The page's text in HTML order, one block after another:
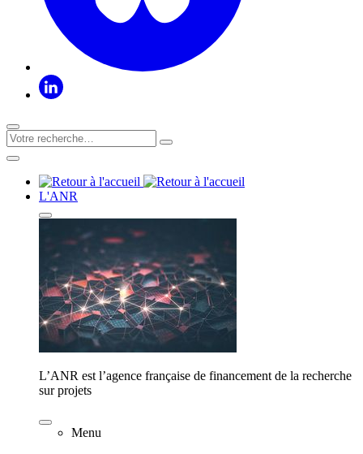
L'ANR
L’ANR est l’agence française de financement de la recherche
sur projets
Menu